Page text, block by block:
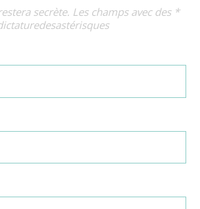
secrète. Les champs avec des *